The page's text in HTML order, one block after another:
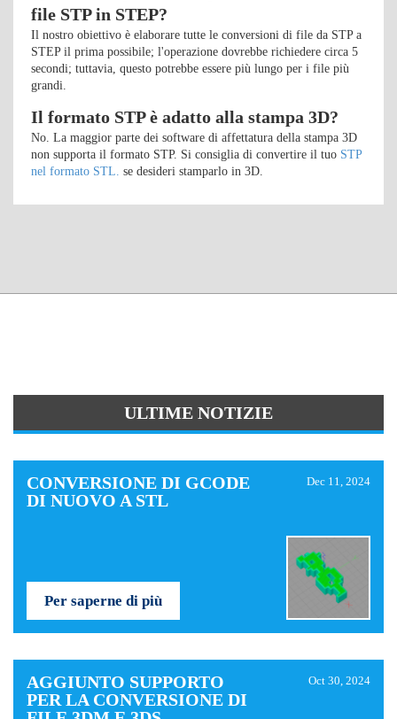
file STP in STEP?
Il nostro obiettivo è elaborare tutte le conversioni di file da STP a
STEP il prima possibile; l'operazione dovrebbe richiedere circa 5
secondi; tuttavia, questo potrebbe essere più lungo per i file più
grandi.
Il formato STP è adatto alla stampa 3D?
No. La maggior parte dei software di affettatura della stampa 3D
non supporta il formato STP. Si consiglia di convertire il tuo STP
nel formato STL. se desideri stamparlo in 3D.
ULTIME NOTIZIE
CONVERSIONE DI GCODE
DI NUOVO A STL
Dec 11, 2024
Per saperne di più
AGGIUNTO SUPPORTO
PER LA CONVERSIONE DI
Oct 30, 2024